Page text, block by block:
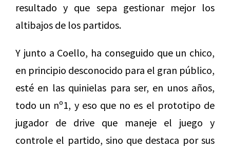
resultado y que sepa gestionar mejor los
altibajos de los partidos.
Y junto a Coello, ha conseguido que un chico,
en principio desconocido para el gran público,
esté en las quinielas para ser, en unos años,
todo un nº1, y eso que no es el prototipo de
jugador de drive que maneje el juego y
controle el partido, sino que destaca por sus